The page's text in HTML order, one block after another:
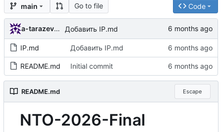
main Go to file Code
a-tarazevich Добавить IP.md
IP.md Добавить IP.md
README.md Initial commit
README.md Escape
NTO-2026-Final